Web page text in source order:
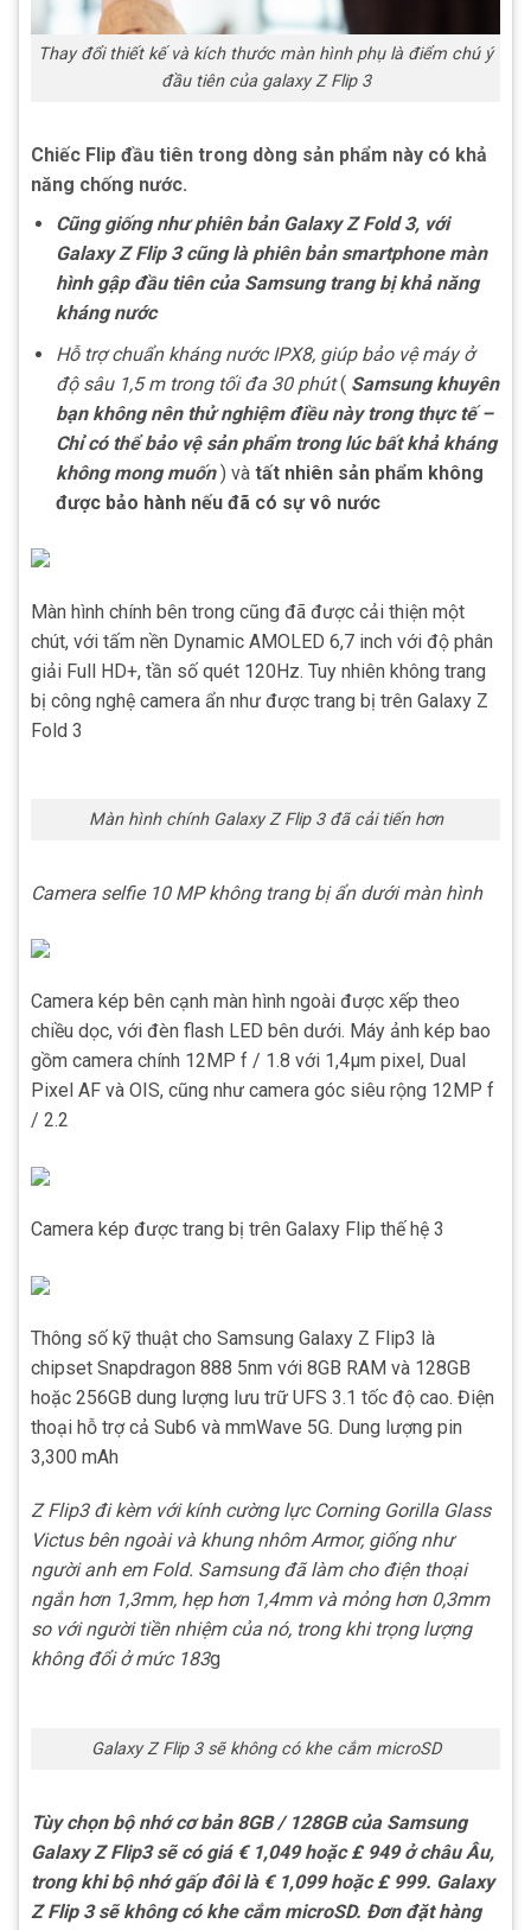
Thay đổi thiết kế và kích thước màn hình phụ là điểm chú ý
đầu tiên của galaxy Z Flip 3
Chiếc Flip đầu tiên trong dòng sản phẩm này có khả
năng chống nước.
Cũng giống như phiên bản Galaxy Z Fold 3, với
Galaxy Z Flip 3 cũng là phiên bản smartphone màn
hình gập đầu tiên của Samsung trang bị khả năng
kháng nước
Hỗ trợ chuẩn kháng nước IPX8, giúp bảo vệ máy ở
độ sâu 1,5 m trong tối đa 30 phút( Samsung khuyên
bạn không nên thử nghiệm điều này trong thực tế –
Chỉ có thể bảo vệ sản phẩm trong lúc bất khả kháng
không mong muốn) và tất nhiên sản phẩm không
được bảo hành nếu đã có sự vô nước
Màn hình chính bên trong cũng đã được cải thiện một
chút, với tấm nền Dynamic AMOLED 6,7 inch với độ phân
giải Full HD+, tần số quét 120Hz. Tuy nhiên không trang
bị công nghệ camera ẩn như được trang bị trên Galaxy Z
Fold 3
Màn hình chính Galaxy Z Flip 3 đã cải tiến hơn
Camera selfie 10 MP không trang bị ẩn dưới màn hình
Camera kép bên cạnh màn hình ngoài được xếp theo
chiều dọc, với đèn flash LED bên dưới. Máy ảnh kép bao
gồm camera chính 12MP f / 1.8 với 1,4µm pixel, Dual
Pixel AF và OIS, cũng như camera góc siêu rộng 12MP f
/ 2.2
Camera kép được trang bị trên Galaxy Flip thế hệ 3
Thông số kỹ thuật cho Samsung Galaxy Z Flip3 là
chipset Snapdragon 888 5nm với 8GB RAM và 128GB
hoặc 256GB dung lượng lưu trữ UFS 3.1 tốc độ cao. Điện
thoại hỗ trợ cả Sub6 và mmWave 5G. Dung lượng pin
3,300 mAh
Z Flip3 đi kèm với kính cường lực Corning Gorilla Glass
Victus bên ngoài và khung nhôm Armor, giống như
người anh em Fold. Samsung đã làm cho điện thoại
ngắn hơn 1,3mm, hẹp hơn 1,4mm và mỏng hơn 0,3mm
so với người tiền nhiệm của nó, trong khi trọng lượng
không đổi ở mức 183g
Galaxy Z Flip 3 sẽ không có khe cắm microSD
Tùy chọn bộ nhớ cơ bản 8GB / 128GB của Samsung
Galaxy Z Flip3 sẽ có giá € 1,049 hoặc £ 949 ở châu Âu,
trong khi bộ nhớ gấp đôi là € 1,099 hoặc £ 999. Galaxy
Z Flip 3 sẽ không có khe cắm microSD. Đơn đặt hàng